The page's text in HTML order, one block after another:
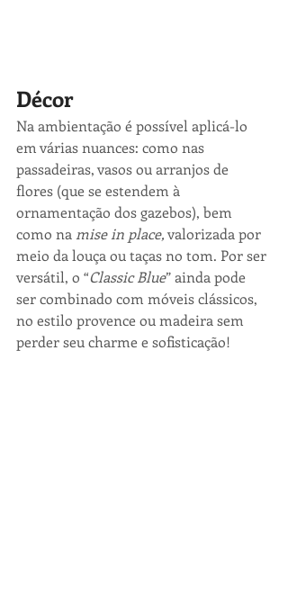
Décor
Na ambientação é possível aplicá-lo
em várias nuances: como nas
passadeiras, vasos ou arranjos de
flores (que se estendem à
ornamentação dos gazebos), bem
como na mise in place, valorizada por
meio da louça ou taças no tom. Por ser
versátil, o “Classic Blue” ainda pode
ser combinado com móveis clássicos,
no estilo provence ou madeira sem
perder seu charme e sofisticação!